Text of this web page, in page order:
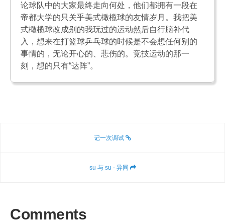
论球队中的大家最终走向何处，他们都拥有一段在
帝都大学的只关乎美式橄榄球的友情岁月。我把美
式橄榄球改成别的我玩过的运动然后自行脑补代
入，想来在打篮球乒乓球的时候是不会想任何别的
事情的，无论开心的、悲伤的。竞技运动的那一
刻，想的只有“达阵”。
记一次调试
su 与 su - 异同
Comments